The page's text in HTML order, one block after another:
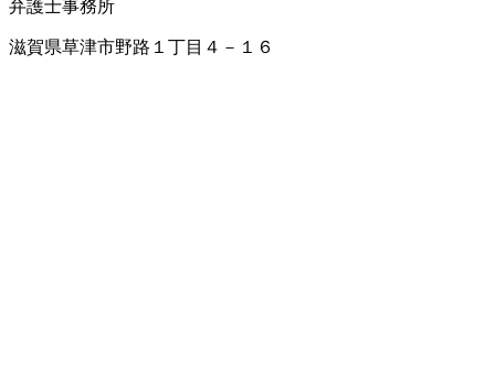
弁護士事務所
滋賀県草津市野路１丁目４－１６